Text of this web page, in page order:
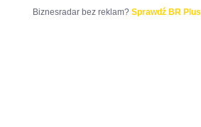
Biznesradar bez reklam? Sprawdź BR Plus